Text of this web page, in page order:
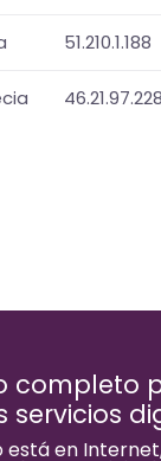
51.210.1.188
46.21.97.228
completo
servicios
está en